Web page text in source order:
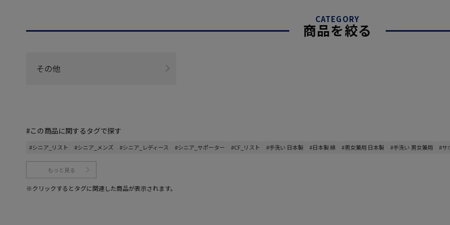
CATEGORY
商品を絞る
その他
#この商品に関するタグで探す
#シニア_リスト #シニア_メンズ #シニア_レディース #シニア_サポーター #CF_リスト #手洗い 日本製 #日本製 綿 #男女兼用 日本製 #手洗い 男女兼用 #サ
もっと見る
※クリックするとタグに関連した商品が表示されます。